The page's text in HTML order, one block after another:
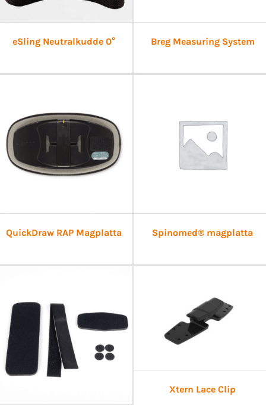
eSling Neutralkudde 0° Breg Measuring System
QuickDraw RAP Magplatta Spinomed® magplatta
Xtern Lace Clip